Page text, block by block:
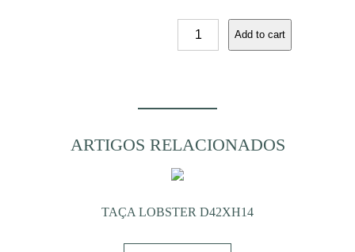
CLAUDINE
Add to cart
ARTIGOS RELACIONADOS
TAÇA LOBSTER D42XH14